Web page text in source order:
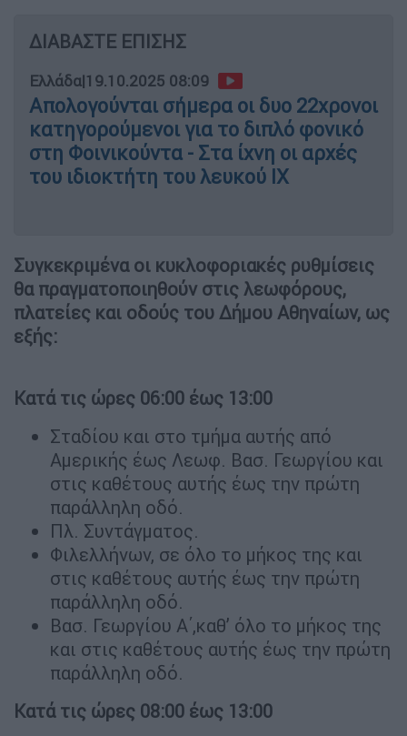
ΔΙΑΒΑΣΤΕ ΕΠΙΣΗΣ
Ελλάδα|19.10.2025 08:09
Απολογούνται σήμερα οι δυο 22χρονοι
κατηγορούμενοι για το διπλό φονικό
στη Φοινικούντα - Στα ίχνη οι αρχές
του ιδιοκτήτη του λευκού ΙΧ
Συγκεκριμένα οι κυκλοφοριακές ρυθμίσεις
θα πραγματοποιηθούν στις λεωφόρους,
πλατείες και οδούς του Δήμου Αθηναίων, ως
εξής:
Κατά τις ώρες 06:00 έως 13:00
Σταδίου και στο τμήμα αυτής από
Αμερικής έως Λεωφ. Βασ. Γεωργίου και
στις καθέτους αυτής έως την πρώτη
παράλληλη οδό.
Πλ. Συντάγματος.
Φιλελλήνων, σε όλο το μήκος της και
στις καθέτους αυτής έως την πρώτη
παράλληλη οδό.
Βασ. Γεωργίου Α΄,καθ’ όλο το μήκος της
και στις καθέτους αυτής έως την πρώτη
παράλληλη οδό.
Κατά τις ώρες 08:00 έως 13:00